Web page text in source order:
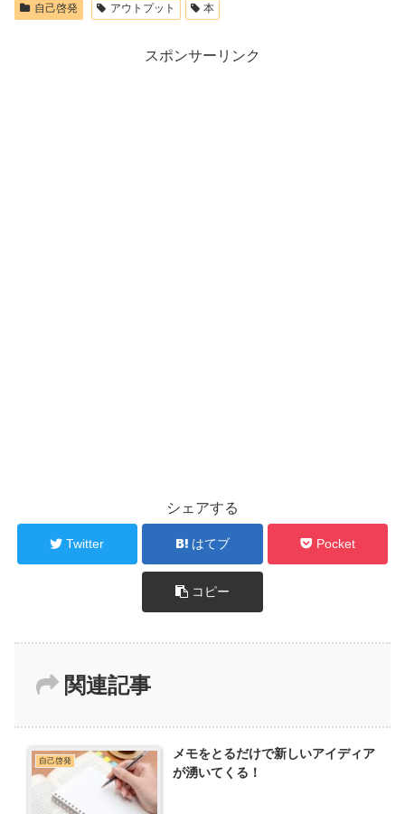
自己啓発 アウトプット 本
スポンサーリンク
シェアする
Twitter はてブ Pocket
コピー
関連記事
自己啓発
メモをとるだけで新しいアイディア
が湧いてくる！